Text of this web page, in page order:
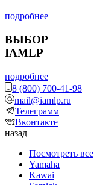
подробнее
ВЫБОР
IAMLP
подробнее
8 (800) 700-41-98
mail@iamlp.ru
Телеграмм
Вконтакте
назад
Посмотреть все
Yamaha
Kawai